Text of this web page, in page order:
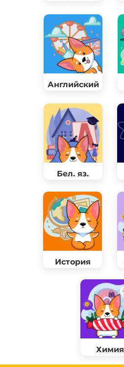
Английский
Бел. яз.
История
Химия